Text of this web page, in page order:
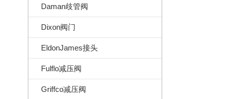
Daman歧管阀
Dixon阀门
EldonJames接头
Fulflo减压阀
Griffco减压阀